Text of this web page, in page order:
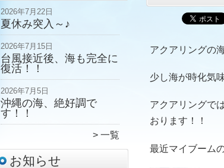
2026年7月22日
夏休み突入～♪
2026年7月15日
台風接近後、海も完全に
復活！！
2026年7月5日
沖縄の海、絶好調で
す！！
一覧
お知らせ
アクアリングの
少し海が時化気
アクアリングで
おります！！
最近マイブーム